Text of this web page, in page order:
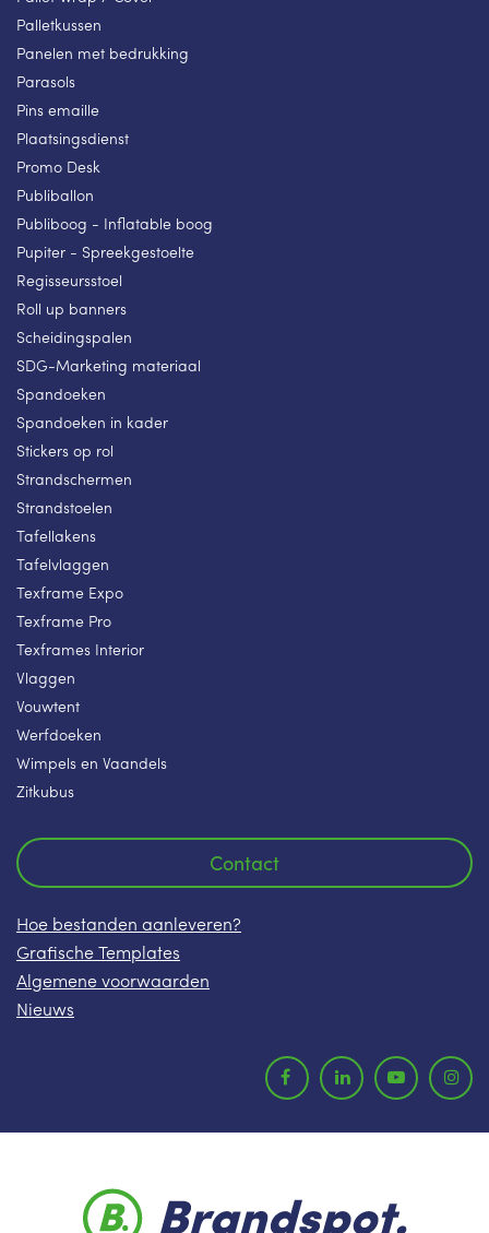
Palletkussen
Panelen met bedrukking
Parasols
Pins emaille
Plaatsingsdienst
Promo Desk
Publiballon
Publiboog - Inflatable boog
Pupiter - Spreekgestoelte
Regisseursstoel
Roll up banners
Scheidingspalen
SDG-Marketing materiaal
Spandoeken
Spandoeken in kader
Stickers op rol
Strandschermen
Strandstoelen
Tafellakens
Tafelvlaggen
Texframe Expo
Texframe Pro
Texframes Interior
Vlaggen
Vouwtent
Werfdoeken
Wimpels en Vaandels
Zitkubus
Contact
Hoe bestanden aanleveren?
Grafische Templates
Algemene voorwaarden
Nieuws